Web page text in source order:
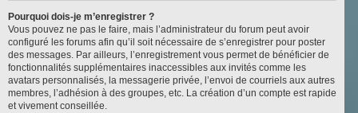
Pourquoi dois-je m’enregistrer ?
Vous pouvez ne pas le faire, mais l’administrateur du forum peut avoir
configuré les forums afin qu’il soit nécessaire de s’enregistrer pour poster
des messages. Par ailleurs, l’enregistrement vous permet de bénéficier de
fonctionnalités supplémentaires inaccessibles aux invités comme les
avatars personnalisés, la messagerie privée, l’envoi de courriels aux autres
membres, l’adhésion à des groupes, etc. La création d’un compte est rapide
et vivement conseillée.